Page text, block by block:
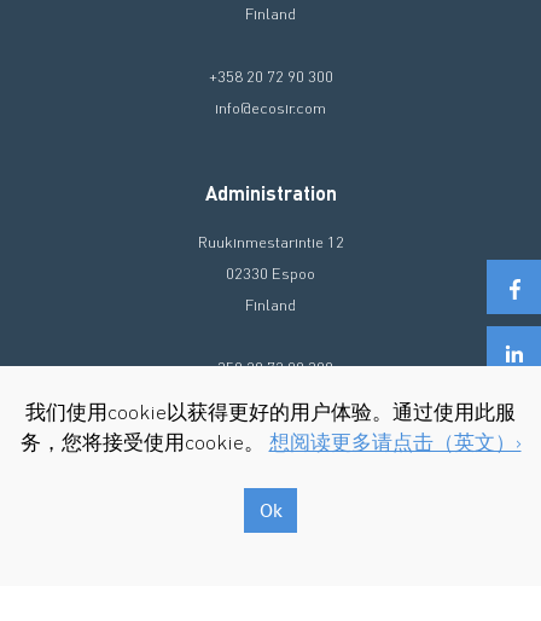
Finland
+358 20 72 90 300
info@ecosir.com
Administration
Ruukinmestarintie 12
02330 Espoo
Finland
+358 20 72 90 300
info@ecosir.com
Copyright © 2026 Ecosir Group. All Rights Reserved.
我们使用cookie以获得更好的用户体验。通过使用此服
务，您将接受使用cookie。 想阅读更多请点击（英文）›
Ok